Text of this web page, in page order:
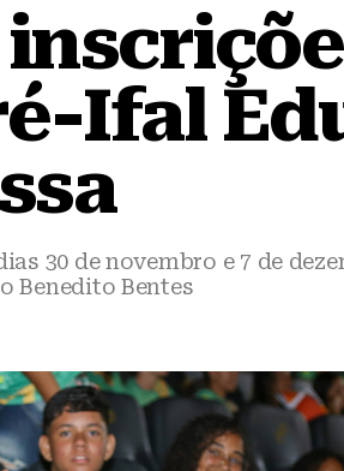
Ifal
30 de novembro e 7 de
Benedito Bentes